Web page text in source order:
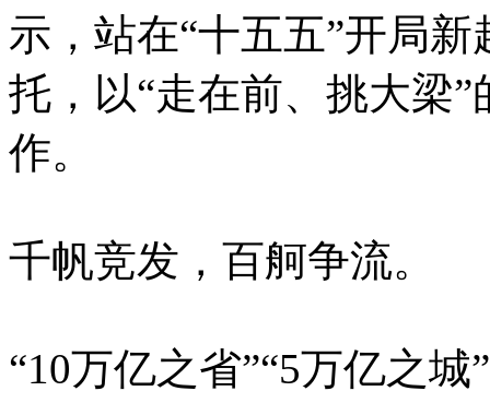
示，站在“十五五”开局
托，以“走在前、挑大梁
作。
千帆竞发，百舸争流。
“10万亿之省”“5万亿之